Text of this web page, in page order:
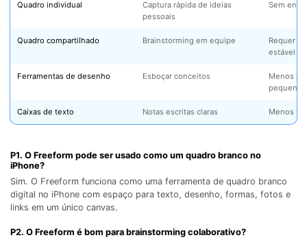
Quadro individual
Captura rápida de ideias
pessoais
Sem
Quadro compartilhado Brainstorming em equipe
Requer
estável
Ferramentas de desenho Esboçar conceitos
Menos
pequenas
Caixas de texto Notas escritas claras Menos
P1. O Freeform pode ser usado como um quadro branco no
iPhone?
Sim. O Freeform funciona como uma ferramenta de quadro branco
digital no iPhone com espaço para texto, desenho, formas, fotos e
links em um único canvas.
P2. O Freeform é bom para brainstorming colaborativo?